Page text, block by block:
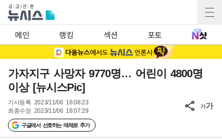
메인 랭킹 섹션 포토
가자지구 사망자 9770명… 어린이 4800명
이상 [뉴시스Pic]
기사등록 2023/11/06 16:08:23
최종수정 2023/11/06 18:07:29
구글에서 선호하는 매체로 추가
가가